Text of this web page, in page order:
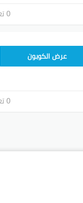
0 تعليق
RRF24عرض الكوبون
0 تعليق